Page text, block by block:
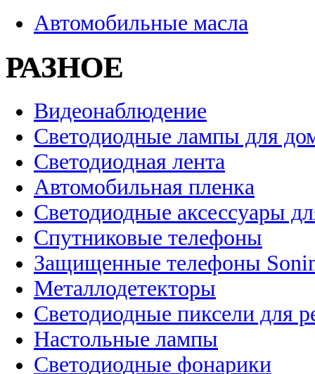
Автомобильные масла
РАЗНОЕ
Видеонаблюдение
Светодиодные лампы для
Светодиодная лента
Автомобильная пленка
Светодиодные аксессуары
Спутниковые телефоны
Защищенные телефоны
Металлодетекторы
Светодиодные пиксели для
Настольные лампы
Светодиодные фонарики